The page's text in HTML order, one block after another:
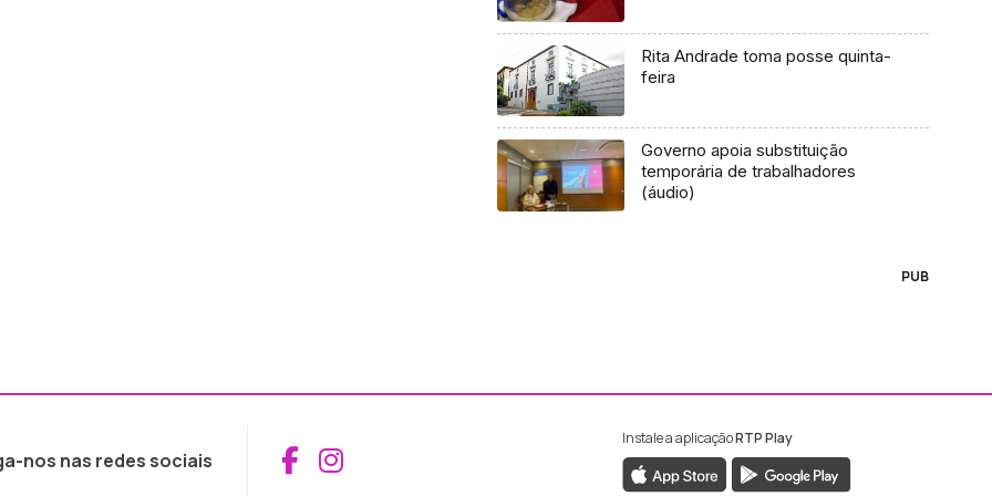
Rita Andrade toma posse quinta-
feira
Governo apoia substituição
temporária de trabalhadores
(áudio)
PUB
nos nas redes sociais Aceder ao Facebook da RTP Madeira
Aceder ao Instagram da RTP Madeira
Instale a aplicaçãoRTP Play